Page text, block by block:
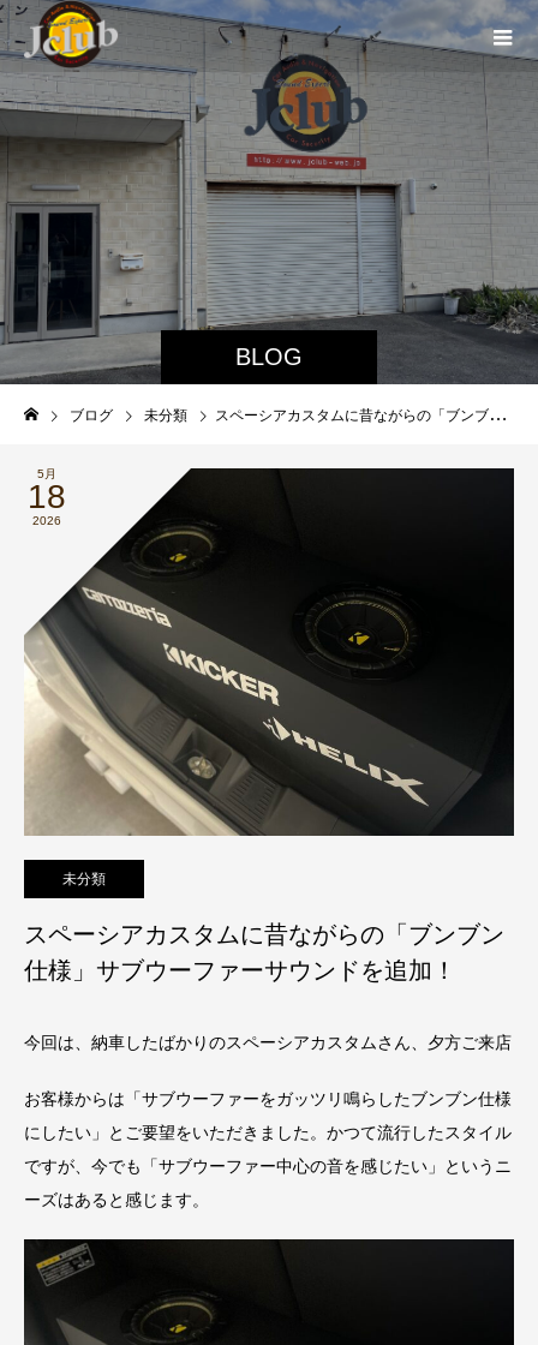
BLOG
ブログ 未分類 スペーシアカスタムに昔ながらの「ブンブン仕様」サブウーファーサウンドを追加！
5月
18
2026
未分類
スペーシアカスタムに昔ながらの「ブンブン
仕様」サブウーファーサウンドを追加！
今回は、納車したばかりのスペーシアカスタムさん、夕方ご来店
お客様からは「サブウーファーをガッツリ鳴らしたブンブン仕様
にしたい」とご要望をいただきました。かつて流行したスタイル
ですが、今でも「サブウーファー中心の音を感じたい」というニ
ーズはあると感じます。